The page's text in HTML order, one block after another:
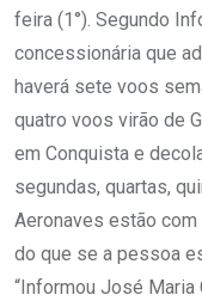
feira (1°). Segundo
concessionária que
haverá sete voos
quatro voos virão de
em Conquista e
segundas, quartas,
Aeronaves estão
do que se a pessoa
“Informou José Maria